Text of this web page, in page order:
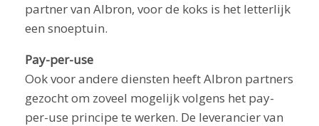
partner van Albron, voor de koks is het letterlijk
een snoeptuin.
Pay-per-use
Ook voor andere diensten heeft Albron partners
gezocht om zoveel mogelijk volgens het pay-
per-use principe te werken. De leverancier van